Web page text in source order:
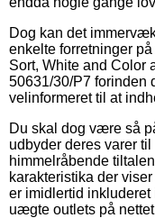
Dog kan det
enkelte forretninger
Sort, White and Color
50631/30/P7 forinden
velinformeret til at
Du skal dog være så
udbyder deres varer
himmelråbende
karakteristika der
er imidlertid
uægte outlets på